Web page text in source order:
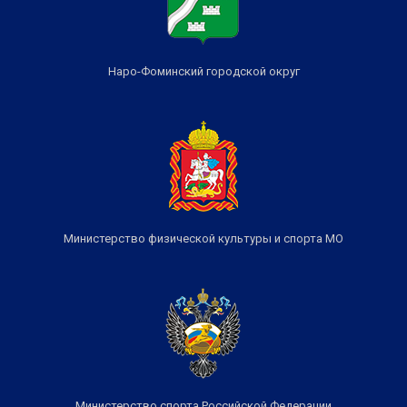
Наро-Фоминский городской округ
Министерство физической культуры и спорта МО